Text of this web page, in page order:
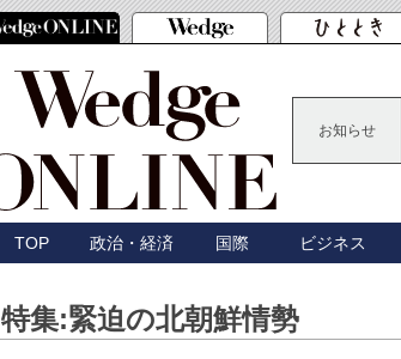
お知らせ
TOP 政治・経済 国際 ビジネス
特集:緊迫の北朝鮮情勢